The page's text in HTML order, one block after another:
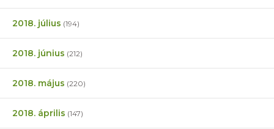
2018. július (194)
2018. június (212)
2018. május (220)
2018. április (147)